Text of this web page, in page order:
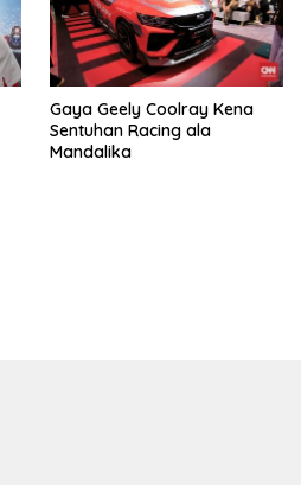
Gaya Geely Coolray Kena
Sentuhan Racing ala
Mandalika